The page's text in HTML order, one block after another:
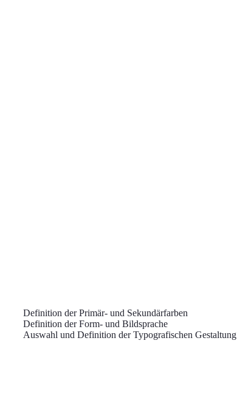
Definition der Primär- und Sekundärfarben
Definition der Form- und Bildsprache
Auswahl und Definition der Typografischen Gestaltung